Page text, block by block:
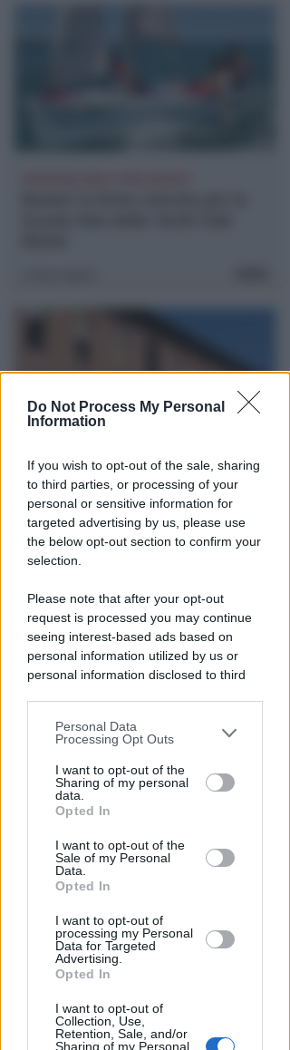
Do Not Process My Personal
Information
If you wish to opt-out of the sale, sharing
to third parties, or processing of your
personal or sensitive information for
targeted advertising by us, please use
the below opt-out section to confirm your
selection.
Please note that after your opt-out
request is processed you may continue
seeing interest-based ads based on
personal information utilized by us or
personal information disclosed to third
You may separately opt-out of the further
disclosure of your personal information
by third parties on the IAB’s list of
downstream participants.
by us to third parties on the IAB’s List of
Downstream Participants that may
further disclose it to other third parties.
Personal Data
Processing Opt Outs
I want to opt-out of the
Sharing of my personal
data.
Opted In
I want to opt-out of the
Sale of my Personal
Data.
Opted In
I want to opt-out of
processing my Personal
Data for Targeted
Advertising.
Opted In
I want to opt-out of
Collection, Use,
Retention, Sale, and/or
Sharing of my Personal
BOLOGNESE E NON SOLO
Controlli nelle colonie
abbandonate: due denunce per
invasione arbitraria
NO A PISCINE E TERRAZZE
Piano Arenile. Renzi (FdI):
urbanizzare la spiaggia
Redazione